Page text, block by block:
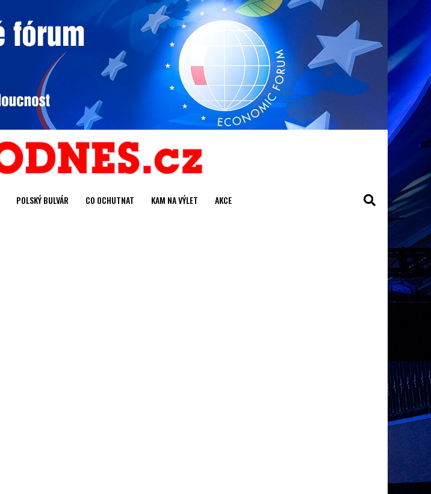
POLSKÝ BULVÁR CO OCHUTNAT KAM NA VÝLET AKCE